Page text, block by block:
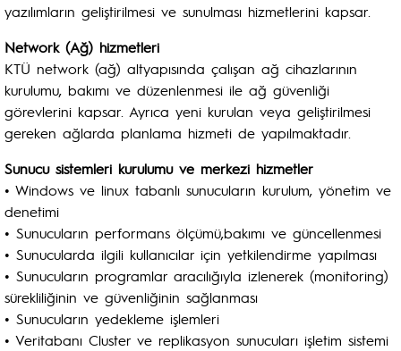
yazılımların geliştirilmesi ve sunulması hizmetlerini kapsar.
Network (Ağ) hizmetleri
KTÜ network (ağ) altyapısında çalışan ağ cihazlarının
kurulumu, bakımı ve düzenlenmesi ile ağ güvenliği
görevlerini kapsar. Ayrıca yeni kurulan veya geliştirilmesi
gereken ağlarda planlama hizmeti de yapılmaktadır.
Sunucu sistemleri kurulumu ve merkezi hizmetler
• Windows ve linux tabanlı sunucuların kurulum, yönetim ve
denetimi
• Sunucuların performans ölçümü,bakımı ve güncellenmesi
• Sunucularda ilgili kullanıcılar için yetkilendirme yapılması
• Sunucuların programlar aracılığıyla izlenerek (monitoring)
sürekliliğinin ve güvenliğinin sağlanması
• Sunucuların yedekleme işlemleri
• Veritabanı Cluster ve replikasyon sunucuları işletim sistemi